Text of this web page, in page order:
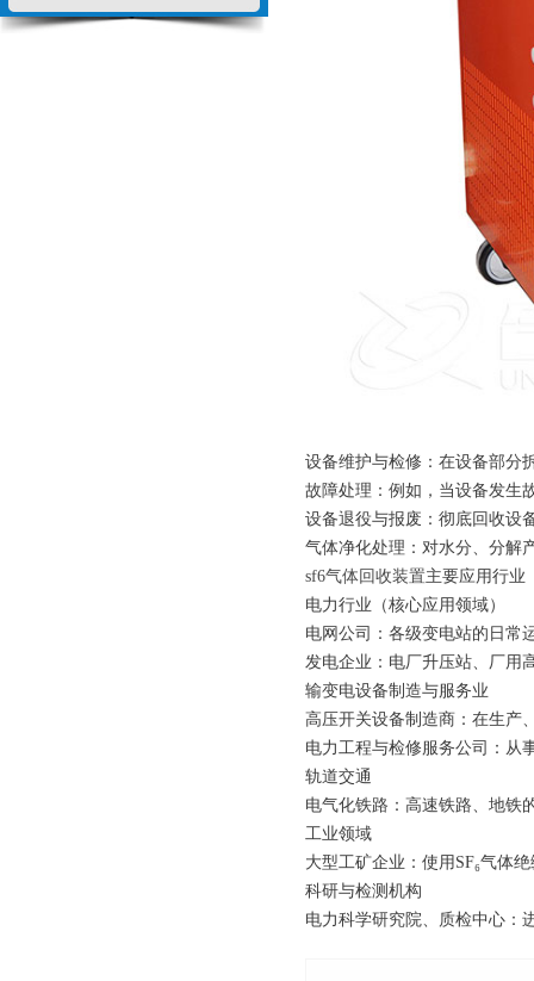
设备维护与检修：在设备部分
故障处理：例如，当设备发生
设备退役与报废：彻底回收设
气体净化处理：对水分、分解
sf6气体回收装置主要应用行业
电力行业（核心应用领域）
电网公司：各级变电站的日常
发电企业：电厂升压站、厂用
输变电设备制造与服务业
高压开关设备制造商：在生产
电力工程与检修服务公司：从
轨道交通
电气化铁路：高速铁路、地铁
工业领域
大型工矿企业：使用SF₆气体
科研与检测机构
电力科学研究院、质检中心：